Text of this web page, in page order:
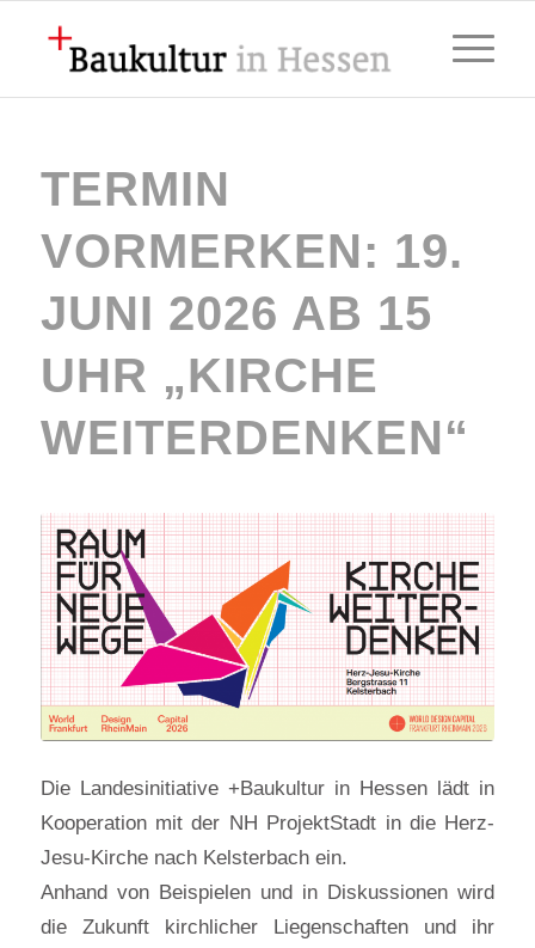
TERMIN
VORMERKEN: 19.
JUNI 2026 AB 15
UHR „KIRCHE
WEITERDENKEN“
Die Landesinitiative +Baukultur in Hessen lädt in
Kooperation mit der NH ProjektStadt in die Herz-
Jesu-Kirche nach Kelsterbach ein.
Anhand von Beispielen und in Diskussionen wird
die Zukunft kirchlicher Liegenschaften und ihr